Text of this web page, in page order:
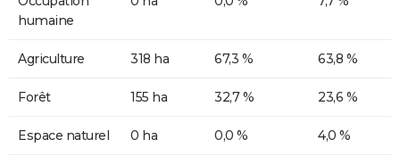
humaine
Agriculture 318 ha 67,3 % 63,8 %
Forêt 155 ha 32,7 % 23,6 %
Espace naturel 0 ha 0,0 % 4,0 %